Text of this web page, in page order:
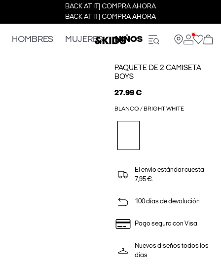
BACK AT IT| COMPRA AHORA
BACK AT IT| COMPRA AHORA
HOMBRES MUJERES NIÑOS
PAQUETE DE 2 CAMISETA
BOYS
27.99 €
BLANCO / BRIGHT WHITE
El envío estándar cuesta
7,95 €.
100 días de devolución
Pago seguro con Visa
Nuevos diseños todos los
días